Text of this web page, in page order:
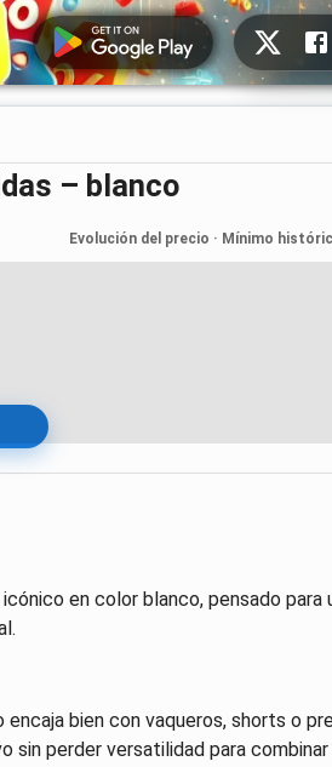
Redes
– blanco
Evolución del precio · Mínimo
en color blanco, pensado para
bien con vaqueros, shorts o
sin perder versatilidad para